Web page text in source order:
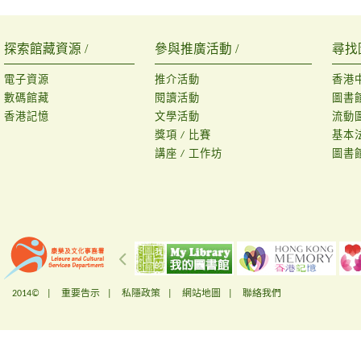
探索館藏資源 /
電子資源
數碼館藏
香港記憶
參與推廣活動 /
推介活動
閱讀活動
文學活動
獎項 / 比賽
講座 / 工作坊
尋找
香港
圖書
流動
基本
圖書
2014© | 重要告示 私隱政策 網站地圖 聯絡我們